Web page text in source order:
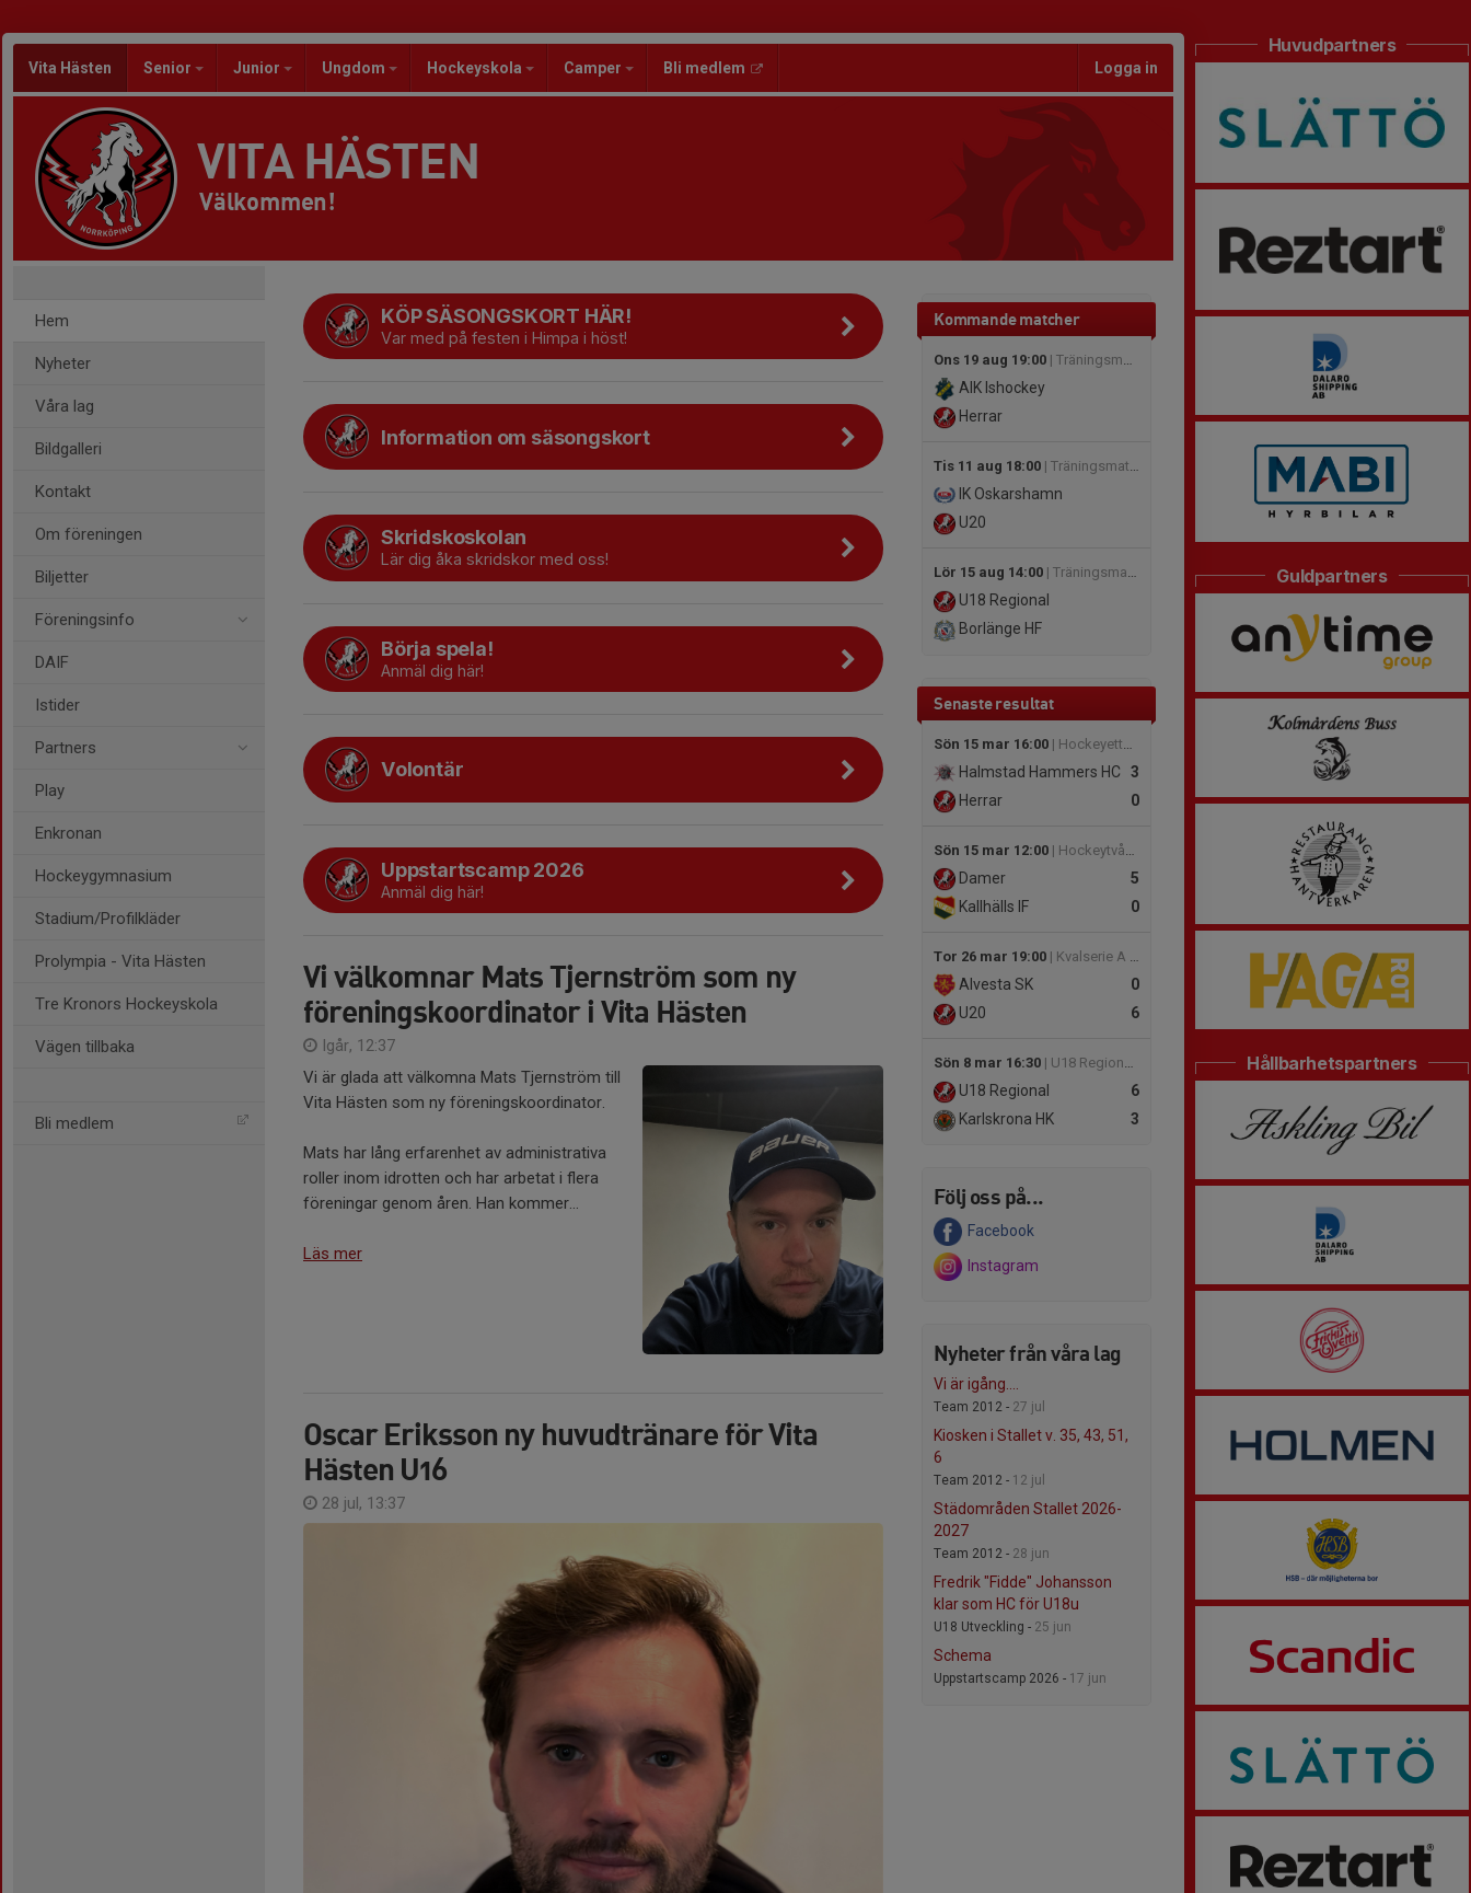
Vita Hästen Senior Junior Ungdom Hockeyskola Camper Bli medlem Logga in
VITA HÄSTEN
Välkommen!
Hem
Nyheter
Våra lag
Bildgalleri
Kontakt
Om föreningen
Biljetter
Föreningsinfo
DAIF
Istider
Partners
Play
Enkronan
Hockeygymnasium
Stadium/Profilkläder
Prolympia - Vita Hästen
Tre Kronors Hockeyskola
Vägen tillbaka
Bli medlem
Kommande matcher
Ons 19 aug 19:00 | Träningsmatcher 26/27
AIK Ishockey
Herrar
Tis 11 aug 18:00 | Träningsmatcher
IK Oskarshamn
U20
Lör 15 aug 14:00 | Träningsmatcher 26/27
U18 Regional
Borlänge HF
Senaste resultat
Sön 15 mar 16:00 | Hockeyettan Slutspel Södra
3
Halmstad Hammers HC
0
Herrar
Sön 15 mar 12:00 | Hockeytvåan Dam fortsättning Östra
5
Damer
0
Kallhälls IF
Tor 26 mar 19:00 | Kvalserie A till U20 Region Syd
0
Alvesta SK
6
U20
Sön 8 mar 16:30 | U18 Regional Vår
6
U18 Regional
3
Karlskrona HK
Följ oss på...
Facebook
Instagram
Nyheter från våra lag
Vi är igång....
Team 2012 - 27 jul
Kiosken i Stallet v. 35, 43, 51,
6
Team 2012 - 12 jul
Städområden Stallet 2026-
2027
Team 2012 - 28 jun
Fredrik "Fidde" Johansson
klar som HC för U18u
U18 Utveckling - 25 jun
Schema
Uppstartscamp 2026 - 17 jun
KÖP SÄSONGSKORT HÄR!
Var med på festen i Himpa i höst!
Information om säsongskort
Skridskoskolan
Lär dig åka skridskor med oss!
Börja spela!
Anmäl dig här!
Volontär
Uppstartscamp 2026
Anmäl dig här!
Vi välkomnar Mats Tjernström som ny
föreningskoordinator i Vita Hästen
Igår, 12:37
Vi är glada att välkomna Mats Tjernström till
Vita Hästen som ny föreningskoordinator.
Mats har lång erfarenhet av administrativa
roller inom idrotten och har arbetat i flera
föreningar genom åren. Han kommer...
Läs mer
Oscar Eriksson ny huvudtränare för Vita
Hästen U16
28 jul, 13:37
Huvudpartners
Guldpartners
Hållbarhetspartners